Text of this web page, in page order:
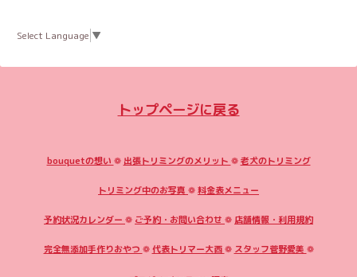
Select Language ▼
トップページに戻る
bouquetの想い ❁ 出張トリミングのメリット ❁老犬のトリミング
トリミング中のお写真 ❁料金表メニュー
予約状況カレンダー ❁ ご予約・お問い合わせ ❁ 店舗情報・利用規約
完全無添加手作りおやつ ❁代表トリマー大西❁ スタッフ菅野愛美 ❁